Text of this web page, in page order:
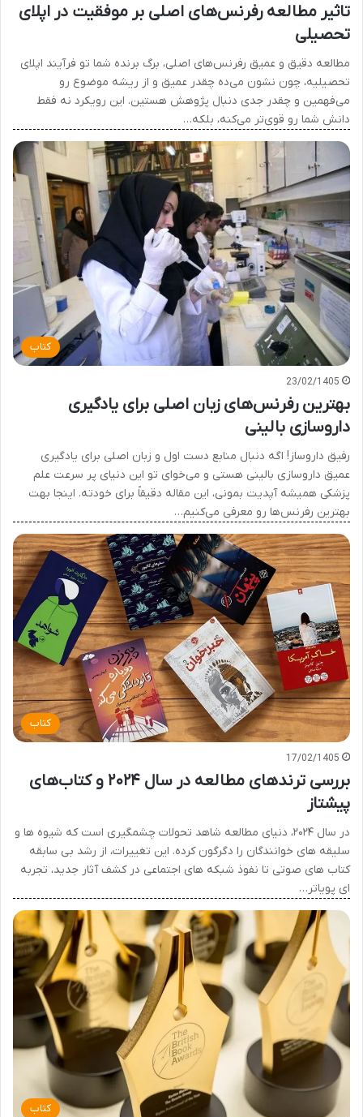
تاثیر مطالعه رفرنس‌های اصلی بر موفقیت در اپلای
تحصیلی
مطالعه دقیق و عمیق رفرنس‌های اصلی، برگ برنده شما تو فرآیند اپلای
تحصیلیه، چون نشون می‌ده چقدر عمیق و از ریشه موضوع رو
می‌فهمین و چقدر جدی دنبال پژوهش هستین. این رویکرد نه فقط
دانش شما رو قوی‌تر می‌کنه، بلکه…
کتاب
23/02/1405
بهترین رفرنس‌های زبان اصلی برای یادگیری
داروسازی بالینی
رفیق داروساز! اگه دنبال منابع دست اول و زبان اصلی برای یادگیری
عمیق داروسازی بالینی هستی و می‌خوای تو این دنیای پر سرعت علم
پزشکی همیشه آپدیت بمونی، این مقاله دقیقاً برای خودته. اینجا بهت
بهترین رفرنس‌ها رو معرفی می‌کنیم…
کتاب
17/02/1405
بررسی ترندهای مطالعه در سال ۲۰۲۴ و کتاب‌های
پیشتاز
در سال ۲۰۲۴، دنیای مطالعه شاهد تحولات چشمگیری است که شیوه ها و
سلیقه های خوانندگان را دگرگون کرده. این تغییرات، از رشد بی سابقه
کتاب های صوتی تا نفوذ شبکه های اجتماعی در کشف آثار جدید، تجربه
ای پویاتر…
کتاب